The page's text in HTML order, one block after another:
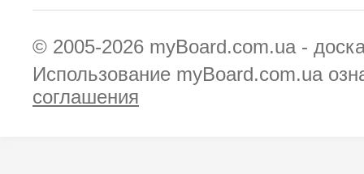
© 2005-2026 myBoard.com.ua -
Использование myBoard.com.ua
соглашения